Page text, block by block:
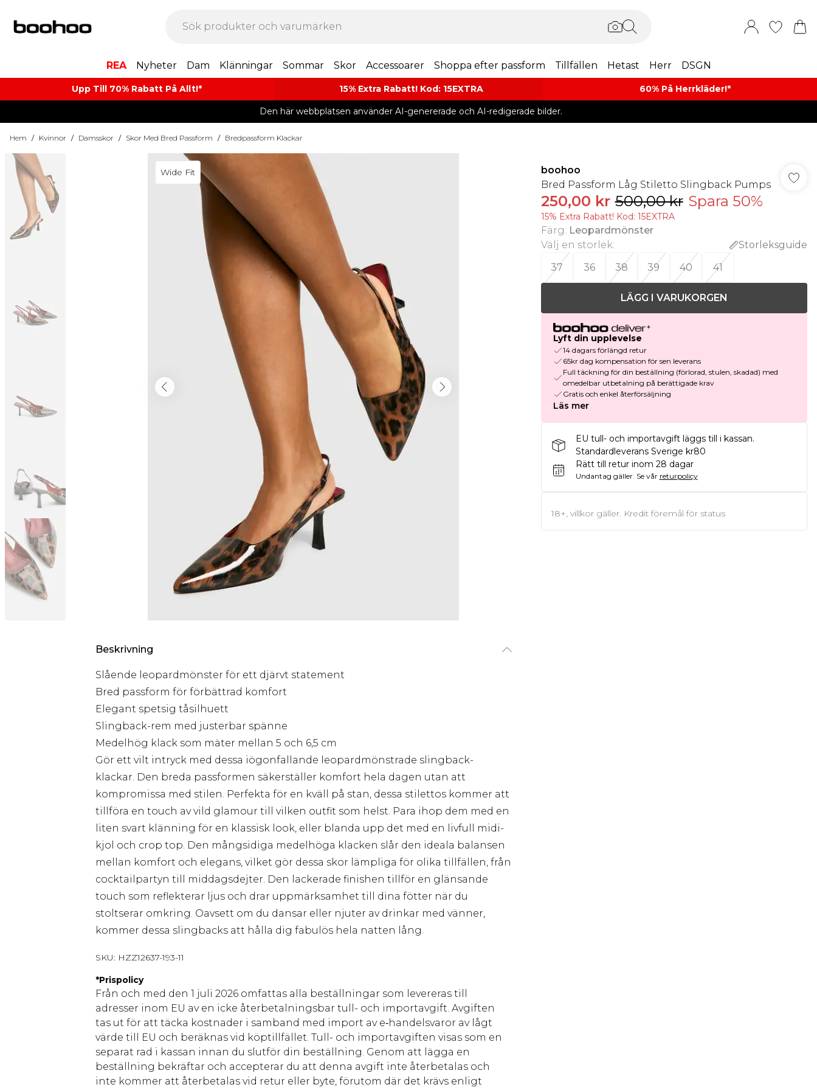
REA Nyheter Dam Klänningar Sommar Skor Accessoarer Shoppa efter passform Tillfällen Hetast Herr DSGN
Upp Till 70% Rabatt På Allt!* 15% Extra Rabatt! Kod: 15EXTRA 60% På Herrkläder!*​
Den här webbplatsen använder AI-genererade och AI-redigerade bilder.
Hem / Kvinnor / Damsskor / Skor Med Bred Passform / Bredpassform Klackar
Wide Fit
Beskrivning
Slående leopardmönster för ett djärvt statement
Bred passform för förbättrad komfort
Elegant spetsig tåsilhuett
Slingback-rem med justerbar spänne
Medelhög klack som mäter mellan 5 och 6,5 cm
Gör ett vilt intryck med dessa iögonfallande leopardmönstrade slingback-
klackar. Den breda passformen säkerställer komfort hela dagen utan att
kompromissa med stilen. Perfekta för en kväll på stan, dessa stilettos kommer att
tillföra en touch av vild glamour till vilken outfit som helst. Para ihop dem med en
liten svart klänning för en klassisk look, eller blanda upp det med en livfull midi-
kjol och crop top. Den mångsidiga medelhöga klacken slår den ideala balansen
mellan komfort och elegans, vilket gör dessa skor lämpliga för olika tillfällen, från
cocktailpartyn till middagsdejter. Den lackerade finishen tillför en glänsande
touch som reflekterar ljus och drar uppmärksamhet till dina fötter när du
stoltserar omkring. Oavsett om du dansar eller njuter av drinkar med vänner,
kommer dessa slingbacks att hålla dig fabulös hela natten lång.
SKU: HZZ12637-193-11
*Prispolicy
Från och med den 1 juli 2026 omfattas alla beställningar som levereras till
adresser inom EU av en icke återbetalningsbar tull- och importavgift. Avgiften
tas ut för att täcka kostnader i samband med import av e‑handelsvaror av lågt
värde till EU och beräknas vid köptillfället. Tull- och importavgiften visas som en
separat rad i kassan innan du slutför din beställning. Genom att lägga en
beställning bekräftar och accepterar du att denna avgift inte återbetalas och
inte kommer att återbetalas vid retur eller byte, förutom där det krävs enligt
boohoo
Bred Passform Låg Stiletto Slingback Pumps
250,00 kr 500,00 kr Spara 50%
15% Extra Rabatt! Kod: 15EXTRA
Färg: Leopardmönster
Välj en storlek:
Storleksguide
37
36 38 39 40 41
LÄGG I VARUKORGEN
Lyft din upplevelse
14 dagars förlängd retur
65kr dag kompensation för sen leverans
Full täckning för din beställning (förlorad, stulen, skadad) med
omedelbar utbetalning på berättigade krav
Gratis och enkel återförsäljning
Läs mer
EU tull- och importavgift läggs till i kassan.
Standardleverans Sverige kr80
Rätt till retur inom 28 dagar
Undantag gäller. Se vår returpolicy
18+, villkor gäller. Kredit föremål för status